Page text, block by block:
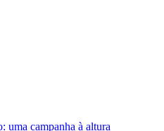
uma campanha à altura